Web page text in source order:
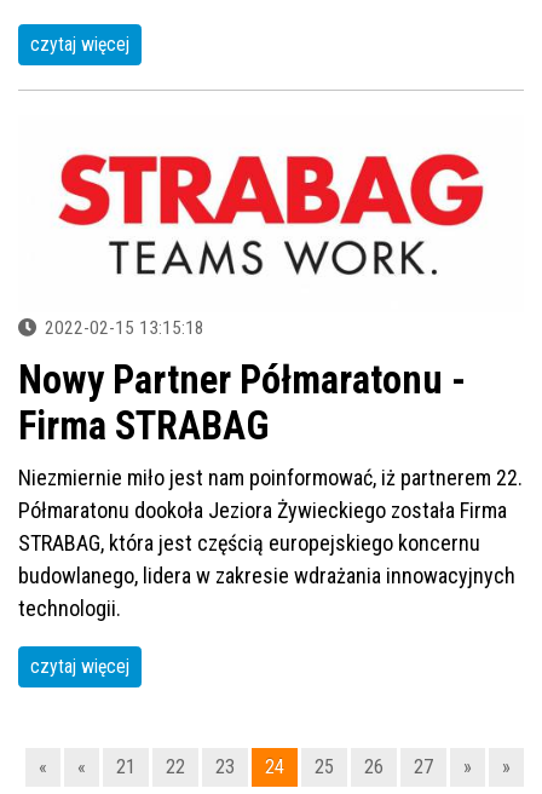
czytaj więcej
2022-02-15 13:15:18
Nowy Partner Półmaratonu -
Firma STRABAG
Niezmiernie miło jest nam poinformować, iż partnerem 22.
Półmaratonu dookoła Jeziora Żywieckiego została Firma
STRABAG, która jest częścią europejskiego koncernu
budowlanego, lidera w zakresie wdrażania innowacyjnych
technologii.
czytaj więcej
« « 21 22 23 24 25 26 27 » »